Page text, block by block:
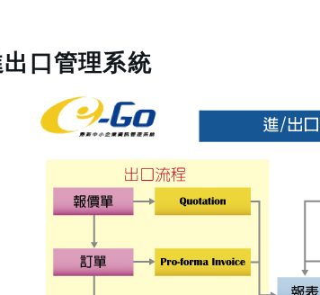
口管理系統